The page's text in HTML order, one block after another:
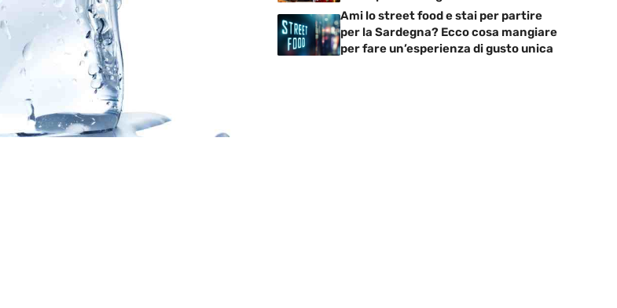
Ami lo street food e stai per partire
per la Sardegna? Ecco cosa mangiare
per fare un’esperienza di gusto unica